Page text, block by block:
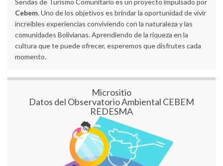
Sendas de Turismo Comunitario es un proyecto impulsado por
Cebem. Uno de los objetivos es brindar la oportunidad de vivir
increíbles experiencias conviviendo con la naturaleza y las
comunidades Bolivianas. Aprendiendo de la riqueza en la
cultura que te puede ofrecer, esperemos que disfrutes cada
momento.
Micrositio
Datos del Observatorio Ambiental CEBEM
REDESMA